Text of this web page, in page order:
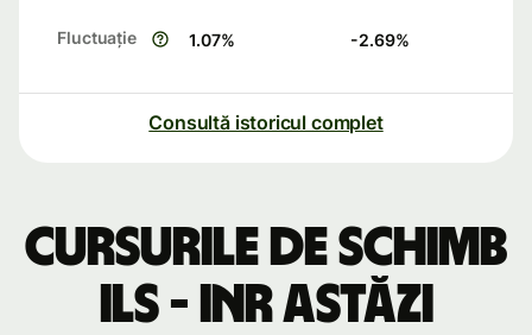
Fluctuație 1.07% -2.69%
Consultă istoricul complet
Cursurile de schimb
ILS - INR astăzi